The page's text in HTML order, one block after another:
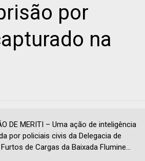
por
na
DE MERITI – Uma ação de inteligência
por policiais civis da Delegacia de
de Cargas da Baixada Flumine...